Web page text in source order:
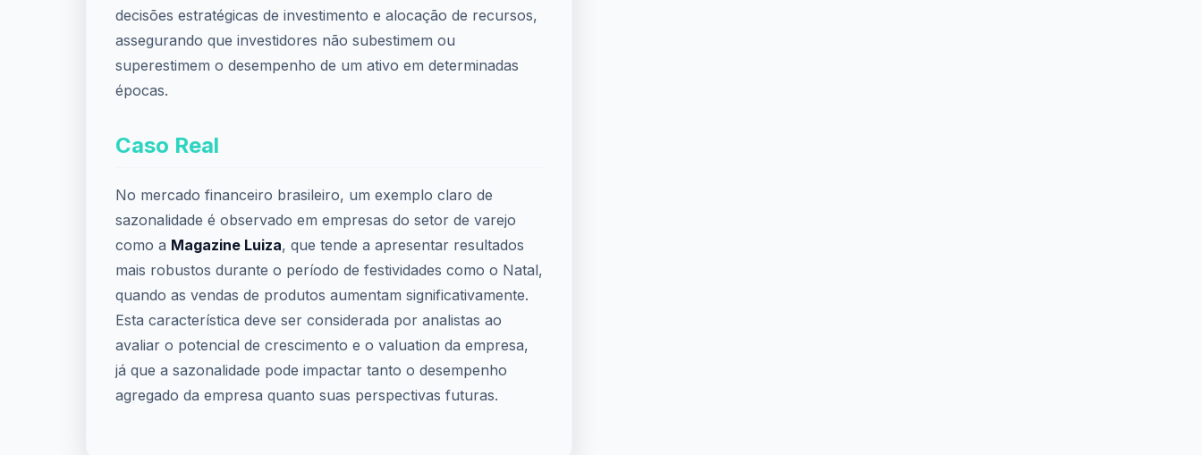
decisões estratégicas de investimento e alocação de recursos,
assegurando que investidores não subestimem ou
superestimem o desempenho de um ativo em determinadas
épocas.
Caso Real
No mercado financeiro brasileiro, um exemplo claro de
sazonalidade é observado em empresas do setor de varejo
como a Magazine Luiza, que tende a apresentar resultados
mais robustos durante o período de festividades como o Natal,
quando as vendas de produtos aumentam significativamente.
Esta característica deve ser considerada por analistas ao
avaliar o potencial de crescimento e o valuation da empresa,
já que a sazonalidade pode impactar tanto o desempenho
agregado da empresa quanto suas perspectivas futuras.